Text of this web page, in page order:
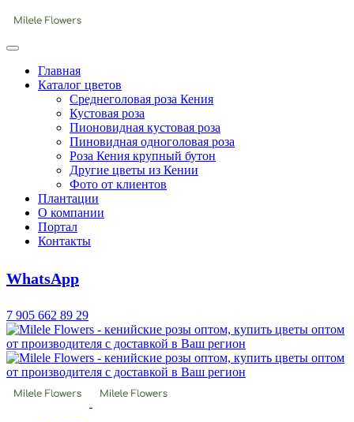
Главная
Каталог цветов
Среднеголовая роза Кения
Кустовая роза
Пионовидная кустовая роза
Пиновидная одноголовая роза
Роза Кения крупный бутон
Другие цветы из Кении
Фото от клиентов
Плантации
О компании
Портал
Контакты
WhatsApp
7 905 662 89 29